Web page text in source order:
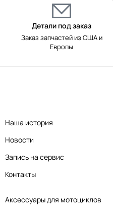
Детали под заказ
Заказ запчастей из США и
Европы
Аксессуары для мотоциклов
Наша история
Новости
Запись на сервис
Контакты